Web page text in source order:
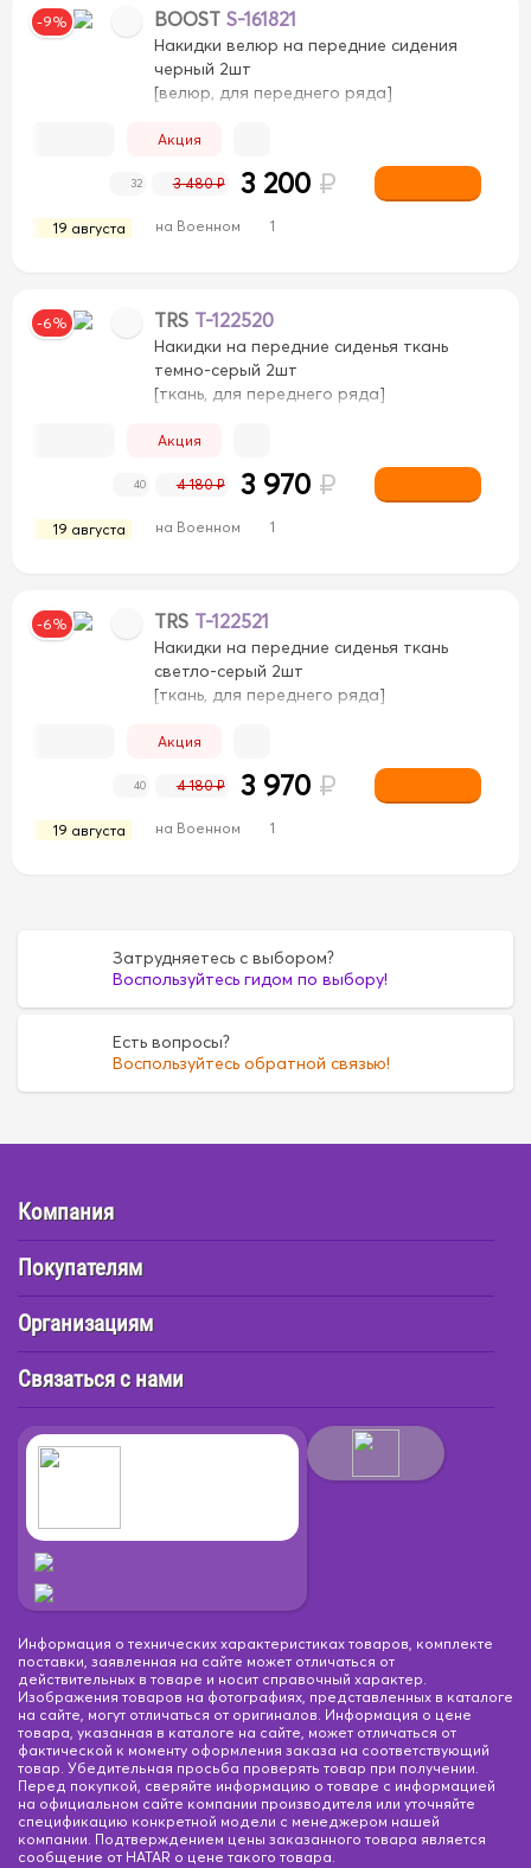
Черный/БелыйЧерный/
-9% BOOST S-161821
Накидки велюр на передние сидения
черный 2шт
[велюр, для переднего ряда]
Акция
19 августа на Военном 1
32 3 480 ₽ 3 200 ₽
-6% TRS T-122520
Накидки на передние сиденья ткань
темно-серый 2шт
[ткань, для переднего ряда]
Акция
19 августа на Военном 1
40 4 180 ₽ 3 970 ₽
-6% TRS T-122521
Накидки на передние сиденья ткань
светло-серый 2шт
[ткань, для переднего ряда]
Акция
19 августа на Военном 1
40 4 180 ₽ 3 970 ₽
Затрудняетесь с выбором?
Воспользуйтесь гидом по выбору!
Есть вопросы?
Воспользуйтесь обратной связью!
Компания
Покупателям
Организациям
Связаться с нами
Информация о технических характеристиках товаров, комплекте
поставки, заявленная на сайте может отличаться от
действительных в товаре и носит справочный характер.
Изображения товаров на фотографиях, представленных в каталоге
на сайте, могут отличаться от оригиналов. Информация о цене
товара, указанная в каталоге на сайте, может отличаться от
фактической к моменту оформления заказа на соответствующий
товар. Убедительная просьба проверять товар при получении.
Перед покупкой, сверяйте информацию о товаре с информацией
на официальном сайте компании производителя или уточняйте
спецификацию конкретной модели с менеджером нашей
компании. Подтверждением цены заказанного товара является
сообщение от HATAR о цене такого товара.